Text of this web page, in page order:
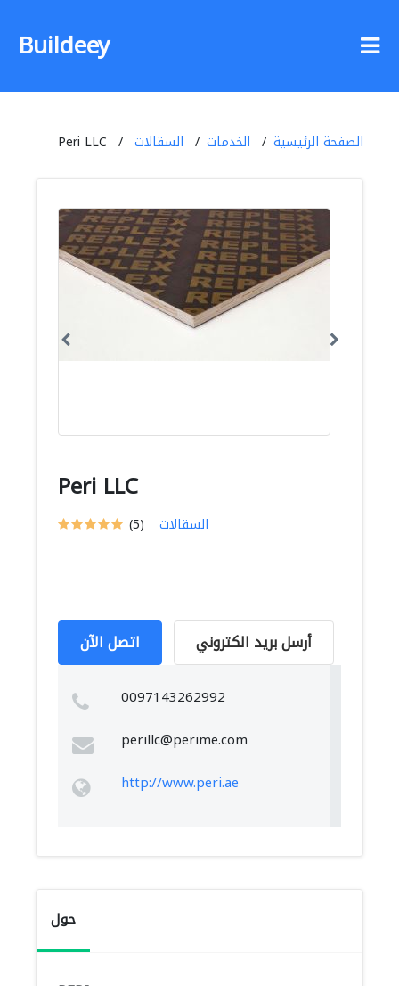
Buildeey
الصفحة الرئيسية الخدمات السقالات Peri LLC
Peri LLC
(5) السقالات
اتصل الآن أرسل بريد الكتروني
0097143262992
perillc@perime.com
http://www.peri.ae
حول